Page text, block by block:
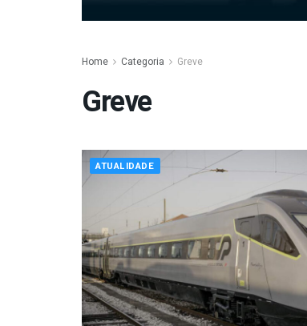
Home Categoria Greve
Greve
ATUALIDADE